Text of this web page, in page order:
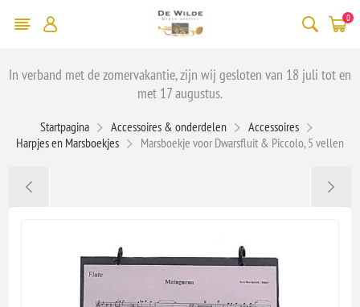
0
In verband met de zomervakantie, zijn wij gesloten van 18 juli tot en
met 17 augustus.
Startpagina Accessoires & onderdelen
Accessoires
Harpjes en Marsboekjes
Marsboekje voor Dwarsfluit & Piccolo, 5 vellen